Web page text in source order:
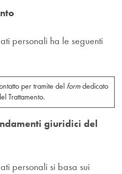
personali ha le seguenti
per tramite del formdedicato
Trattamento.
giuridici del
personali si basa sui